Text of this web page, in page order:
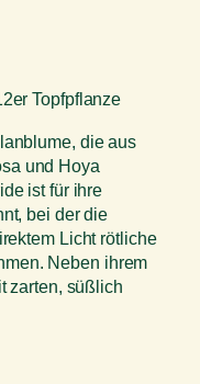
Topfpflanze
die aus
und Hoya
ist für ihre
bei der die
Licht rötliche
Neben ihrem
zarten, süßlich